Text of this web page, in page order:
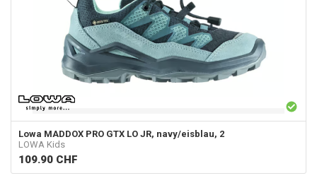
Lowa MADDOX PRO GTX LO JR, navy/eisblau, 2
LOWA Kids
109.90 CHF